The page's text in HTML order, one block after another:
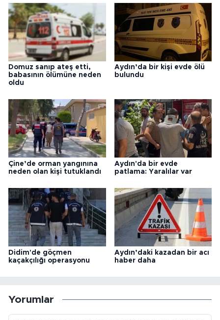
Domuz sanıp ateş etti,
babasının ölümüne neden
oldu
Aydın’da bir kişi evde ölü
bulundu
Çine’de orman yangınına
neden olan kişi tutuklandı
Aydın'da bir evde
patlama: Yaralılar var
Didim'de göçmen
kaçakçılığı operasyonu
Aydın’daki kazadan bir acı
haber daha
Yorumlar